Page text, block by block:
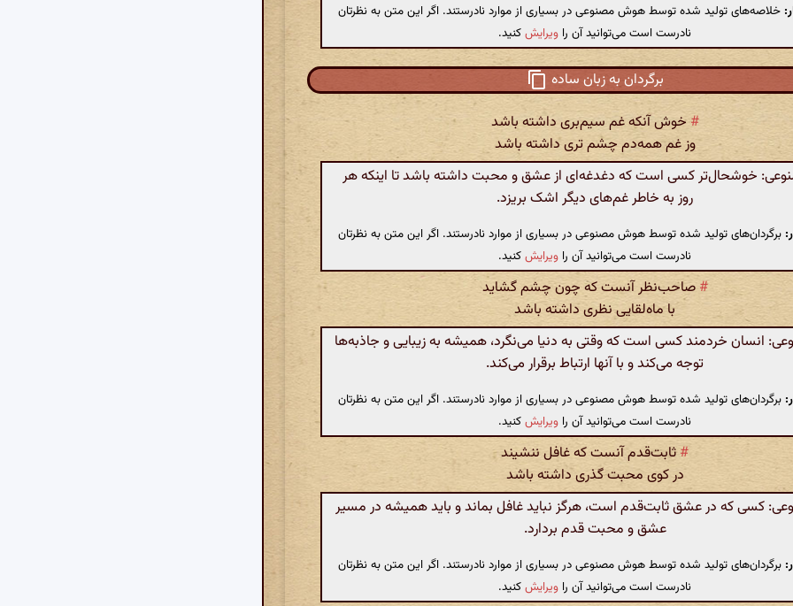
خلاصه‌های تولید شده توسط هوش مصنوعی در بسیاری از موارد نادرستند. اگر این متن به نظرتان
نادرست است می‌توانید آن را ویرایشکنید.
برگردان به زبان ساده
# خوش آنکه غم سیم‌بری داشته باشد
وز غم همه‌دم چشم تری داشته باشد
خوشحال‌تر کسی است که دغدغه‌ای از عشق و محبت داشته باشد تا اینکه هر
روز به خاطر غم‌های دیگر اشک بریزد.
برگردان‌های تولید شده توسط هوش مصنوعی در بسیاری از موارد نادرستند. اگر این متن به نظرتان
نادرست است می‌توانید آن را ویرایشکنید.
# صاحب‌نظر آنست که چون چشم گشاید
با ماه‌لقایی نظری داشته باشد
انسان خردمند کسی است که وقتی به دنیا می‌نگرد، همیشه به زیبایی و جاذبه‌ها
توجه می‌کند و با آنها ارتباط برقرار می‌کند.
برگردان‌های تولید شده توسط هوش مصنوعی در بسیاری از موارد نادرستند. اگر این متن به نظرتان
نادرست است می‌توانید آن را ویرایشکنید.
#ثابت‌قدم آنست که غافل ننشیند
در کوی محبت گذری داشته باشد
کسی که در عشق ثابت‌قدم است، هرگز نباید غافل بماند و باید همیشه در مسیر
عشق و محبت قدم بردارد.
برگردان‌های تولید شده توسط هوش مصنوعی در بسیاری از موارد نادرستند. اگر این متن به نظرتان
نادرست است می‌توانید آن را ویرایشکنید.